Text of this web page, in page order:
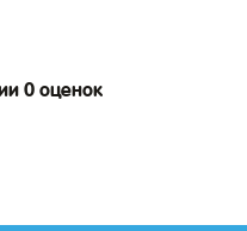
0 оценок